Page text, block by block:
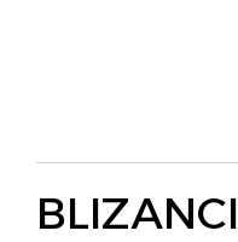
BLIZANCI